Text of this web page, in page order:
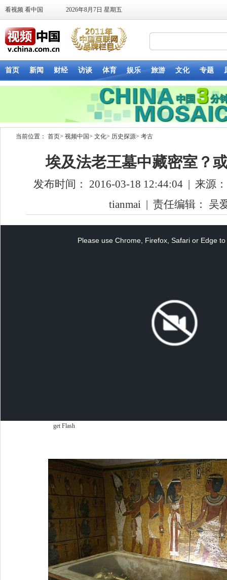
当前位置： 首页> 视频中国> 文化> 历史探源> 考古
埃及法老王墓中藏密室？
发布时间： 2016-03-18 12:44:04| 来源
tianmai
责任编辑： 吴
Please use Chrome, Firefox, Safari or Edge
get Flash